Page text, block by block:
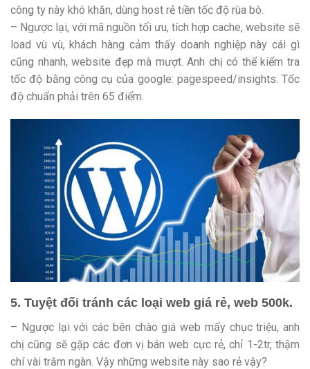
công ty này khó khăn, dùng host rẻ tiền tốc độ rùa bò.
– Ngược lại, với mã nguồn tối ưu, tích hợp cache, website sẽ
load vù vù, khách hàng cảm thấy doanh nghiệp này cái gì
cũng nhanh, website đẹp mà mượt. Anh chị có thể kiểm tra
tốc độ bằng công cụ của google: pagespeed/insights. Tốc
độ chuẩn phải trên 65 điểm.
5. Tuyệt đối tránh các loại web giá rẻ, web 500k.
– Ngược lại với các bên chào giá web mấy chục triệu, anh
chị cũng sẽ gặp các đơn vị bán web cực rẻ, chỉ 1-2tr, thậm
chí vài trăm ngàn. Vậy những website này sao rẻ vậy?